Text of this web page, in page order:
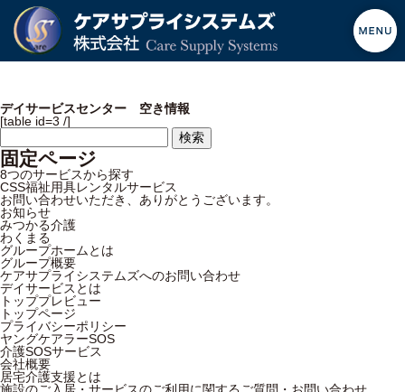
デイサービスセンター 空き情報
[table id=3 /]
検
索:
固定ページ
8つのサービスから探す
CSS福祉用具レンタルサービス
お問い合わせいただき、ありがとうございます。
お知らせ
みつかる介護
わくまる
グループホームとは
グループ概要
ケアサプライシステムズへのお問い合わせ
デイサービスとは
トッププレビュー
トップページ
プライバシーポリシー
ヤングケアラーSOS
介護SOSサービス
会社概要
居宅介護支援とは
施設のご入居・サービスのご利用に関するご質問・お問い合わせ